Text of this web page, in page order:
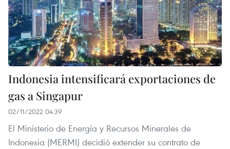
Indonesia intensificará exportaciones de
gas a Singapur
02/11/2022 04:39
El Ministerio de Energía y Recursos Minerales de
Indonesia (MERMI) decidió extender su contrato de